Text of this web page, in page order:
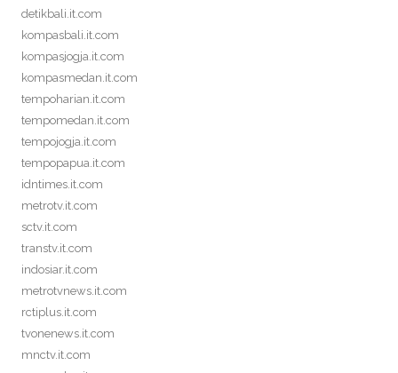
detikbali.it.com
kompasbali.it.com
kompasjogja.it.com
kompasmedan.it.com
tempoharian.it.com
tempomedan.it.com
tempojogja.it.com
tempopapua.it.com
idntimes.it.com
metrotv.it.com
sctv.it.com
transtv.it.com
indosiar.it.com
metrotvnews.it.com
rctiplus.it.com
tvonenews.it.com
mnctv.it.com